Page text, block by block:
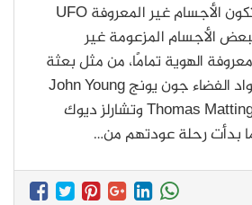
ليس من الضروري أن تكون الأجسام غير المعروفة UFO
الأجسام المزعومة غير
الهوية تمامًا، من مثل بعثة
أبولو Apollo 16. قام رواد الفضاء جون يونج John Young
وتوماس متينغلي Thomas Mattingly وتشارلز ديوك